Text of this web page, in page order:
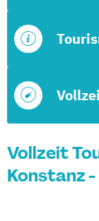
Vollzeit
Konstanz